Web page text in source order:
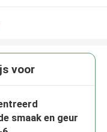
voor
smaak en geur